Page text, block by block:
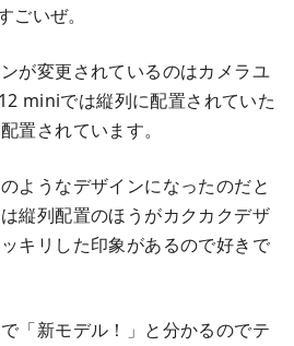
いぜ。
が変更されているのはカメラユ
miniでは縦列に配置されていた
置されています。
ようなデザインになったのだと
縦列配置のほうがカクカクデザ
キリした印象があるので好きで
「新モデル！」と分かるのでテ